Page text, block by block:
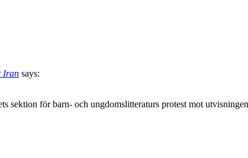
Iran says:
sektion för barn- och ungdomslitteraturs protest mot